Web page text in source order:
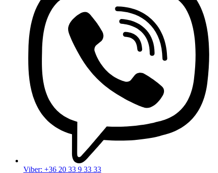
Viber: +36 20 33 9 33 33